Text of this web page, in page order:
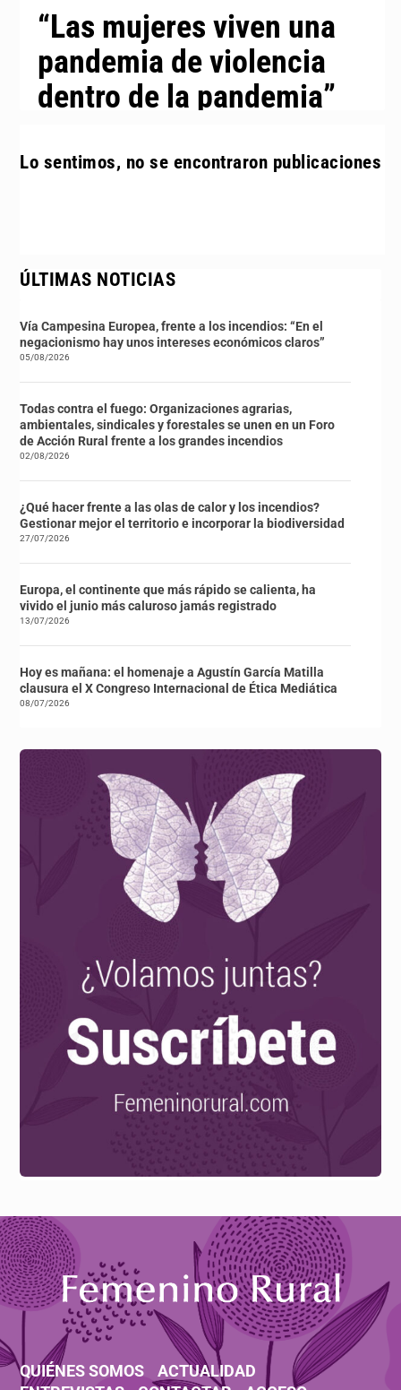
“Las mujeres viven una
pandemia de violencia
dentro de la pandemia”
Lo sentimos, no se encontraron publicaciones
ÚLTIMAS NOTICIAS
Vía Campesina Europea, frente a los incendios: “En el
negacionismo hay unos intereses económicos claros”
05/08/2026
Todas contra el fuego: Organizaciones agrarias,
ambientales, sindicales y forestales se unen en un Foro
de Acción Rural frente a los grandes incendios
02/08/2026
¿Qué hacer frente a las olas de calor y los incendios?
Gestionar mejor el territorio e incorporar la biodiversidad
27/07/2026
Europa, el continente que más rápido se calienta, ha
vivido el junio más caluroso jamás registrado
13/07/2026
Hoy es mañana: el homenaje a Agustín García Matilla
clausura el X Congreso Internacional de Ética Mediática
08/07/2026
QUIÉNES SOMOS
ACTUALIDAD